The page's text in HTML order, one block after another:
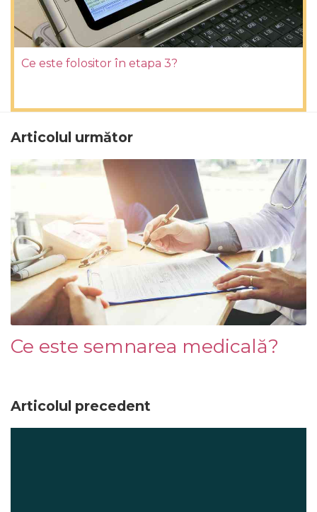
Ce este folositor în etapa 3?
Articolul următor
Ce este semnarea medicală?
Articolul precedent